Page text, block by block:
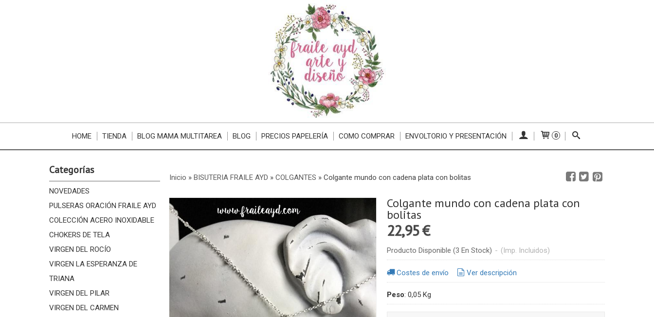
HOME TIENDA BLOG MAMA MULTITAREA BLOG PRECIOS PAPELERÍA COMO COMPRAR ENVOLTORIO Y PRESENTACIÓN 0
Categorías
NOVEDADES
PULSERAS ORACIÓN FRAILE AYD
COLECCIÓN ACERO INOXIDABLE
CHOKERS DE TELA
VIRGEN DEL ROCÍO
VIRGEN LA ESPERANZA DE
TRIANA
VIRGEN DEL PILAR
VIRGEN DEL CARMEN
Inicio » BISUTERIA FRAILE AYD » COLGANTES » Colgante mundo con cadena plata con bolitas
Colgante mundo con cadena plata con
bolitas
22,95 €
Producto Disponible (3 En Stock) - (Imp. Incluidos)
Costes de envío Ver descripción
Peso: 0,05 Kg